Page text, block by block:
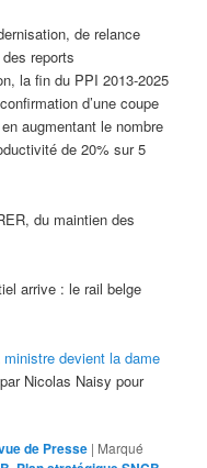
de relance
reports
la fin du PPI 2013-2025
d’une coupe
augmentant le nombre
de 20% sur 5
du maintien des
arrive : le rail belge
devient la dame
Naisy pour
de Presse | Marqué